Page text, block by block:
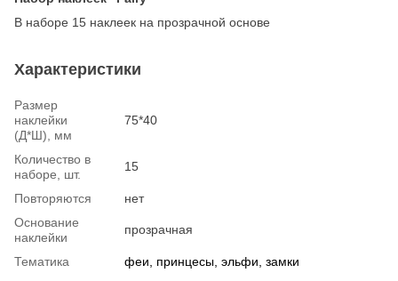
В наборе 15 наклеек на прозрачной основе
Характеристики
Размер
наклейки
(Д*Ш), мм
75*40
Количество в
наборе, шт.
15
Повторяются
нет
Основание
наклейки
прозрачная
Тематика феи, принцесы, эльфи, замки